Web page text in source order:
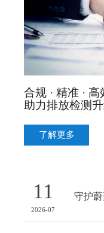
合规 · 精准 ·
助力排放检测
了解更多
11
2026-07